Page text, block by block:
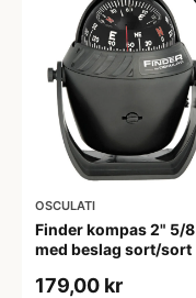
OSCULATI
Finder kompas 2" 5/8
med beslag sort/sort
179,00 kr